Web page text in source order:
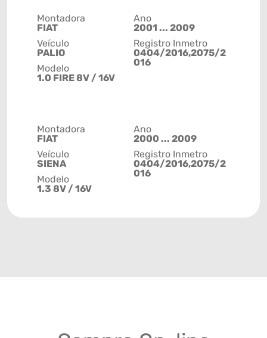
Montadora
FIAT
Veículo
PALIO
Modelo
1.0 FIRE 8V / 16V
Ano
2001 ... 2009
Registro Inmetro
0404/2016,2075/2
016
Montadora
FIAT
Veículo
SIENA
Modelo
1.3 8V / 16V
Ano
2000 ... 2009
Registro Inmetro
0404/2016,2075/2
016